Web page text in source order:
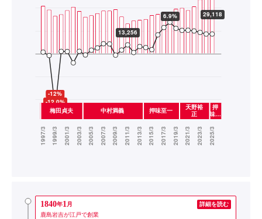
1840年1月
詳細を読む
鹿島岩吉が江戸で創業